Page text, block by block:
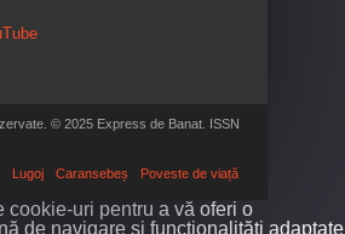
© 2025 Express de Banat. ISSN
Lugoj Caransebeș Poveste de viață
cookie-uri pentru a vă oferi o
de navigare și funcționalități adaptate